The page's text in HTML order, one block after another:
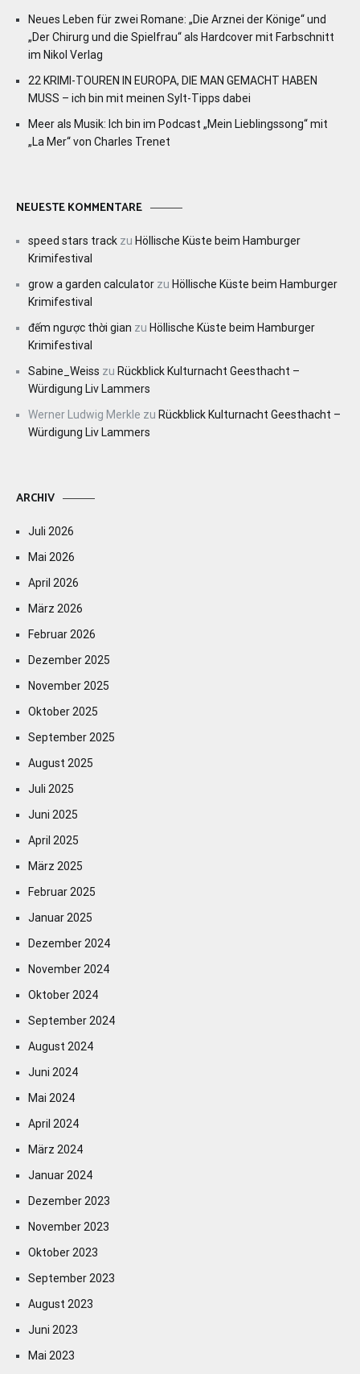
Neues Leben für zwei Romane: „Die Arznei der Könige“ und
„Der Chirurg und die Spielfrau“ als Hardcover mit Farbschnitt
im Nikol Verlag
22 KRIMI-TOUREN IN EUROPA, DIE MAN GEMACHT HABEN
MUSS – ich bin mit meinen Sylt-Tipps dabei
Meer als Musik: Ich bin im Podcast „Mein Lieblingssong“ mit
„La Mer“ von Charles Trenet
NEUESTE KOMMENTARE
speed stars track zu Höllische Küste beim Hamburger
Krimifestival
grow a garden calculator zu Höllische Küste beim Hamburger
Krimifestival
đếm ngược thời gian zu Höllische Küste beim Hamburger
Krimifestival
Sabine_Weiss zu Rückblick Kulturnacht Geesthacht –
Würdigung Liv Lammers
Werner Ludwig Merkle zu Rückblick Kulturnacht Geesthacht –
Würdigung Liv Lammers
ARCHIV
Juli 2026
Mai 2026
April 2026
März 2026
Februar 2026
Dezember 2025
November 2025
Oktober 2025
September 2025
August 2025
Juli 2025
Juni 2025
April 2025
März 2025
Februar 2025
Januar 2025
Dezember 2024
November 2024
Oktober 2024
September 2024
August 2024
Juni 2024
Mai 2024
April 2024
März 2024
Januar 2024
Dezember 2023
November 2023
Oktober 2023
September 2023
August 2023
Juni 2023
Mai 2023